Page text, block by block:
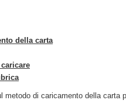
della carta
metodo di caricamento della carta